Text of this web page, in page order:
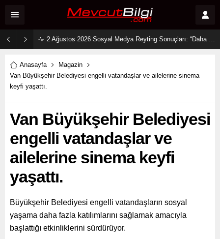
2 Ağustos 2026 Sosyal Medya Reyting Sonuçları: “Daha 17” Ekranlara Ambargo Koydu!
Anasayfa
Magazin
Van Büyükşehir Belediyesi engelli vatandaşlar ve ailelerine sinema
keyfi yaşattı.
Van Büyükşehir Belediyesi
engelli vatandaşlar ve
ailelerine sinema keyfi
yaşattı.
Büyükşehir Belediyesi engelli vatandaşların sosyal
yaşama daha fazla katılımlarını sağlamak amacıyla
başlattığı etkinliklerini sürdürüyor.